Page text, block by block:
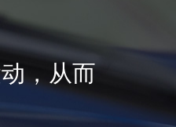
，从而